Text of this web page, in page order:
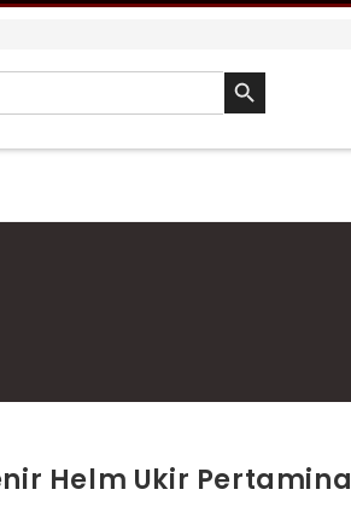
SEARCH BUTTON
Helm Ukir Pertamina